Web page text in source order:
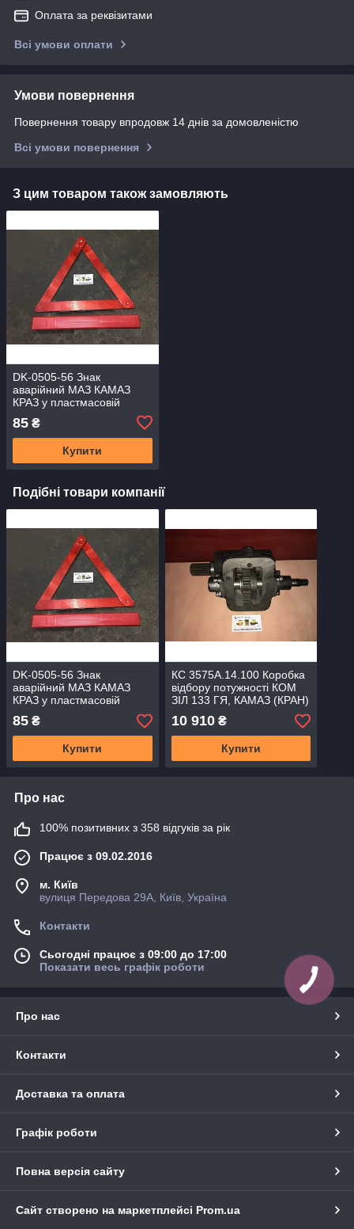
Оплата за реквізитами
Всі умови оплати
Умови повернення
Повернення товару впродовж 14 днів за домовленістю
Всі умови повернення
З цим товаром також замовляють
DK-0505-56 Знак
аварійний МАЗ КАМАЗ
КРАЗ у пластмасовій
85 ₴
Купити
Подібні товари компанії
DK-0505-56 Знак
аварійний МАЗ КАМАЗ
КРАЗ у пластмасовій
коробці
85 ₴
Купити
КС 3575А.14.100 Коробка
відбору потужності КОМ
ЗІЛ 133 ГЯ, КАМАЗ (КРАН)
133ГЯ-4206010
10 910₴
Купити
Про нас
100% позитивних з 358 відгуків за рік
Працює з 09.02.2016
м. Київ
вулиця Передова 29А, Київ, Україна
Контакти
Сьогодні працює з 09:00 до 17:00
Показати весь графік роботи
Про нас
Контакти
Доставка та оплата
Графік роботи
Повна версія сайту
Сайт створено на маркетплейсі Prom.ua